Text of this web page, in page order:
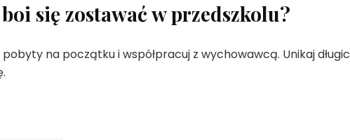
się zostawać w przedszkolu?
na początku i współpracuj z wychowawcą. Unikaj